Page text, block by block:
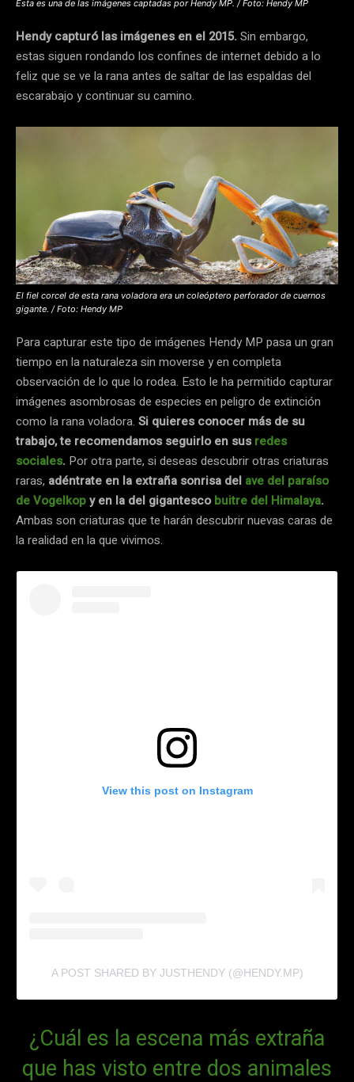
Esta es una de las imágenes captadas por Hendy MP. / Foto: Hendy MP
Hendy capturó las imágenes en el 2015. Sin embargo,
estas siguen rondando los confines de internet debido a lo
feliz que se ve la rana antes de saltar de las espaldas del
escarabajo y continuar su camino.
El fiel corcel de esta rana voladora era un coleóptero perforador de cuernos
gigante. / Foto: Hendy MP
Para capturar este tipo de imágenes Hendy MP pasa un gran
tiempo en la naturaleza sin moverse y en completa
observación de lo que lo rodea. Esto le ha permitido capturar
imágenes asombrosas de especies en peligro de extinción
como la rana voladora. Si quieres conocer más de su
trabajo, te recomendamos seguirlo en susredes
sociales. Por otra parte, si deseas descubrir otras criaturas
raras, adéntrate en la extraña sonrisa del ave del paraíso
de Vogelkopy en la del gigantescobuitre del Himalaya.
Ambas son criaturas que te harán descubrir nuevas caras de
la realidad en la que vivimos.
View this post on Instagram
A POST SHARED BY JUSTHENDY (@HENDY.MP)
¿Cuál es la escena más extraña
que has visto entre dos animales